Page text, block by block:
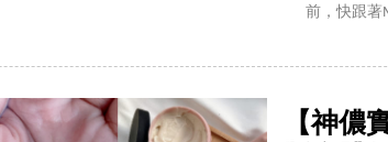
前，快跟著
【神儂